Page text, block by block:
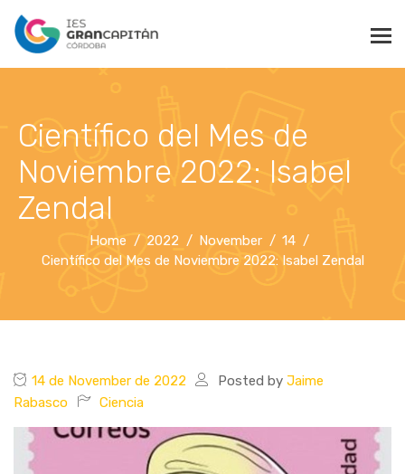
Científico del Mes de
Noviembre 2022: Isabel
Zendal
Home 2022 November
14
Científico del Mes de Noviembre 2022: Isabel Zendal
14 de November de 2022 Posted by Jaime
Rabasco
Ciencia